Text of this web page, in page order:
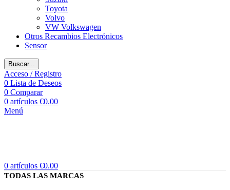
Toyota
Volvo
VW Volkswagen
Otros Recambios Electrónicos
Sensor
Buscar...
Acceso / Registro
0 Lista de Deseos
0 Comparar
0 artículos €0.00
Menú
0 artículos €0.00
TODAS LAS MARCAS